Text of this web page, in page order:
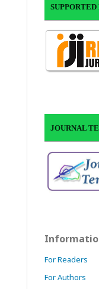
SUPPORTED
JOURNAL
For Readers
For Authors